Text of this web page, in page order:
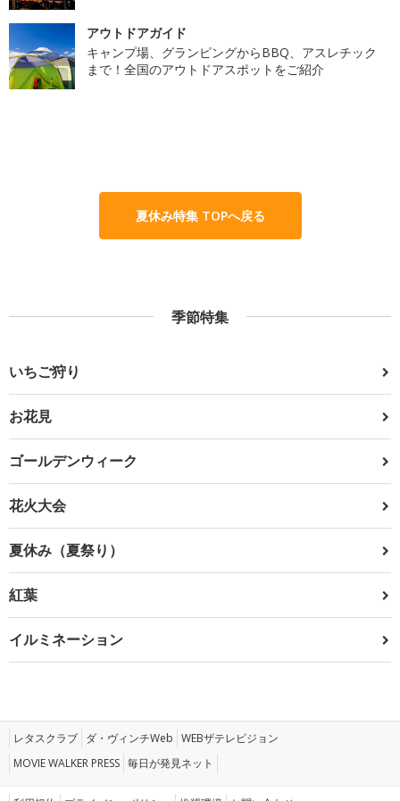
アウトドアガイド
キャンプ場、グランピングからBBQ、アスレチック
まで！全国のアウトドアスポットをご紹介
夏休み特集 TOPへ戻る
季節特集
いちご狩り
お花見
ゴールデンウィーク
花火大会
夏休み（夏祭り）
紅葉
イルミネーション
レタスクラブ ダ・ヴィンチWeb WEBザテレビジョン
MOVIE WALKER PRESS 毎日が発見ネット